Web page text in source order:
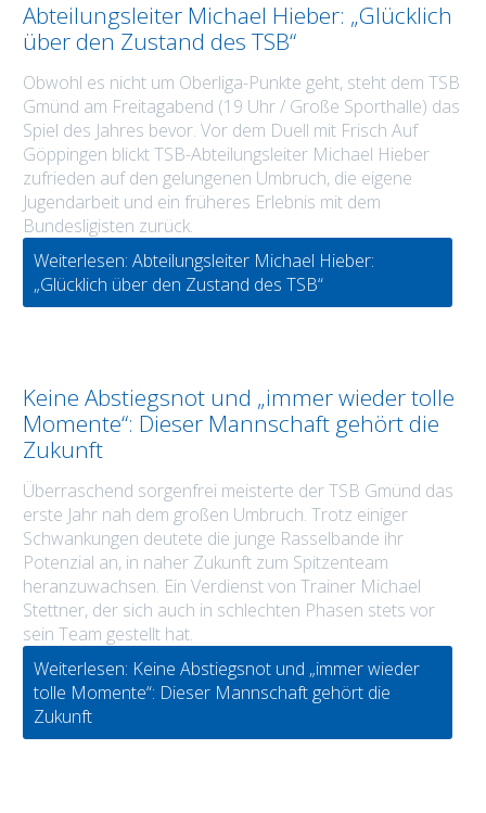
Abteilungsleiter Michael Hieber: „Glücklich
über den Zustand des TSB“
Obwohl es nicht um Oberliga-Punkte geht, steht dem TSB
Gmünd am Freitagabend (19 Uhr / Große Sporthalle) das
Spiel des Jahres bevor. Vor dem Duell mit Frisch Auf
Göppingen blickt TSB-Abteilungsleiter Michael Hieber
zufrieden auf den gelungenen Umbruch, die eigene
Jugendarbeit und ein früheres Erlebnis mit dem
Bundesligisten zurück.
Weiterlesen: Abteilungsleiter Michael Hieber:
„Glücklich über den Zustand des TSB“
Keine Abstiegsnot und „immer wieder tolle
Momente“: Dieser Mannschaft gehört die
Zukunft
Überraschend sorgenfrei meisterte der TSB Gmünd das
erste Jahr nah dem großen Umbruch. Trotz einiger
Schwankungen deutete die junge Rasselbande ihr
Potenzial an, in naher Zukunft zum Spitzenteam
heranzuwachsen. Ein Verdienst von Trainer Michael
Stettner, der sich auch in schlechten Phasen stets vor
sein Team gestellt hat.
Weiterlesen: Keine Abstiegsnot und „immer wieder
tolle Momente“: Dieser Mannschaft gehört die
Zukunft